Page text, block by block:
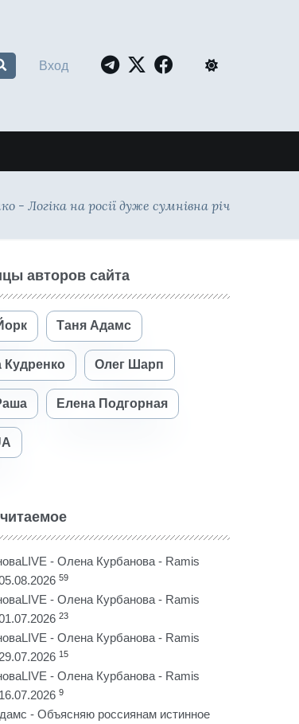
Вход
- Логіка на росії дуже сумнівна річ
авторов сайта
Таня Адамс
Кудренко Олег Шарп
Елена Подгорная
- Олена Курбанова - Ramis
59
- Олена Курбанова - Ramis
23
- Олена Курбанова - Ramis
15
- Олена Курбанова - Ramis
9
- Объясняю россиянам истинное